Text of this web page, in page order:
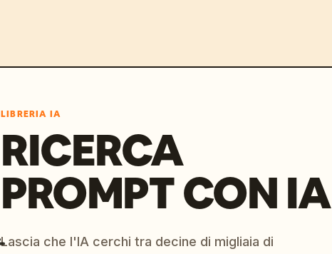
LIBRERIA IA
RICERCA
PROMPT CON IA
Lascia che l'IA cerchi tra decine di migliaia di